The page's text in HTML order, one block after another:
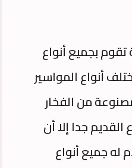
بجميع أنواع
أنواع المواسير
من الفخار
جدا إلا أن
له جميع أنواع